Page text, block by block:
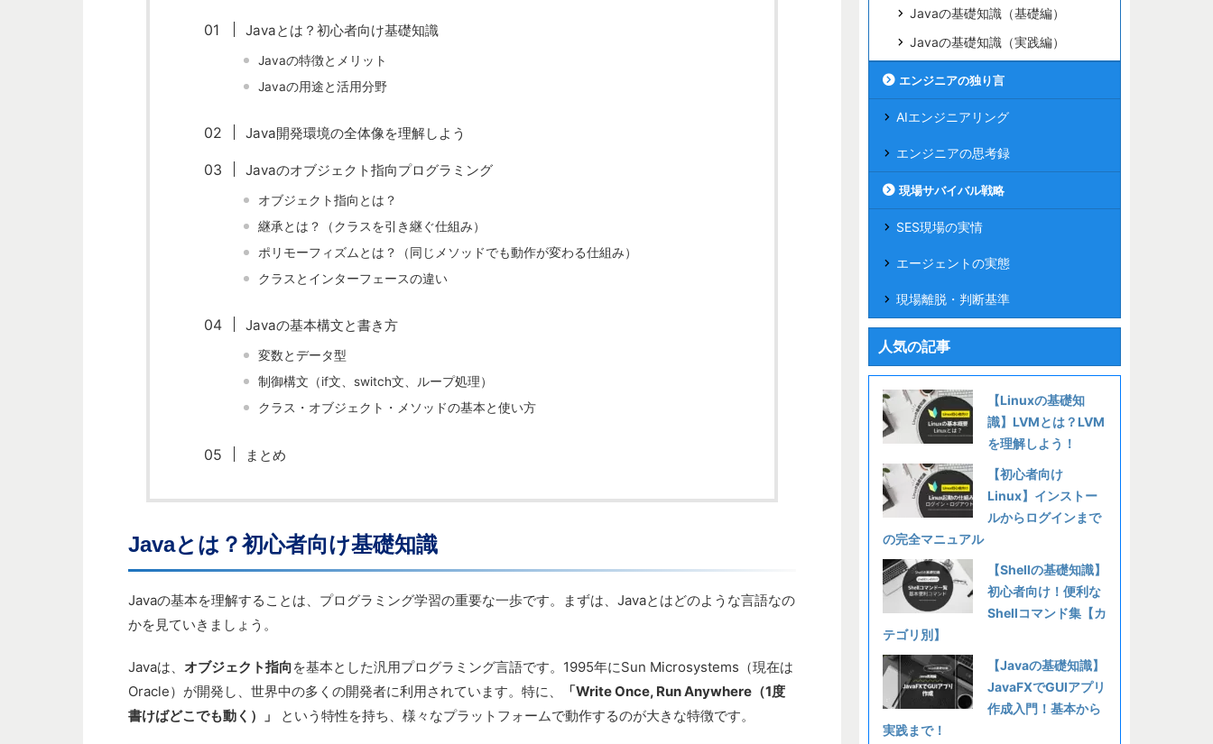
Javaとは？初心者向け基礎知識
Javaの特徴とメリット
Javaの用途と活用分野
Java開発環境の全体像を理解しよう
Javaのオブジェクト指向プログラミング
オブジェクト指向とは？
継承とは？（クラスを引き継ぐ仕組み）
ポリモーフィズムとは？（同じメソッドでも動作が変わる仕組み）
クラスとインターフェースの違い
Javaの基本構文と書き方
変数とデータ型
制御構文（if文、switch文、ループ処理）
クラス・オブジェクト・メソッドの基本と使い方
まとめ
Javaとは？初心者向け基礎知識
Javaの基本を理解することは、プログラミング学習の重要な一歩です。まずは、Javaとはどのような言語なの
かを見ていきましょう。
Javaは、 オブジェクト指向を基本とした汎用プログラミング言語です。1995年にSun Microsystems（現在は
Oracle）が開発し、世界中の多くの開発者に利用されています。特に、
「Write Once, Run Anywhere（1度
書けばどこでも動く）」
という特性を持ち、様々なプラットフォームで動作するのが大きな特徴です。
Javaの基礎知識（基礎編）
Javaの基礎知識（実践編）
エンジニアの独り言
AIエンジニアリング
エンジニアの思考録
現場サバイバル戦略
SES現場の実情
エージェントの実態
現場離脱・判断基準
人気の記事
【Linuxの基礎知
識】LVMとは？LVM
を理解しよう！
【初心者向け
Linux】インストー
ルからログインまで
の完全マニュアル
【Shellの基礎知識】
初心者向け！便利な
Shellコマンド集【カ
テゴリ別】
【Javaの基礎知識】
JavaFXでGUIアプリ
作成入門！基本から
実践まで！